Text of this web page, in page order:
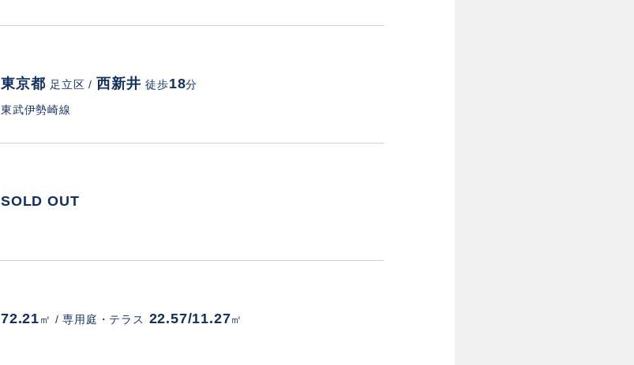
東京都 足立区 / 西新井徒歩18分
東武伊勢崎線
SOLD OUT
72.21㎡ /専用庭・テラス 22.57/11.27㎡